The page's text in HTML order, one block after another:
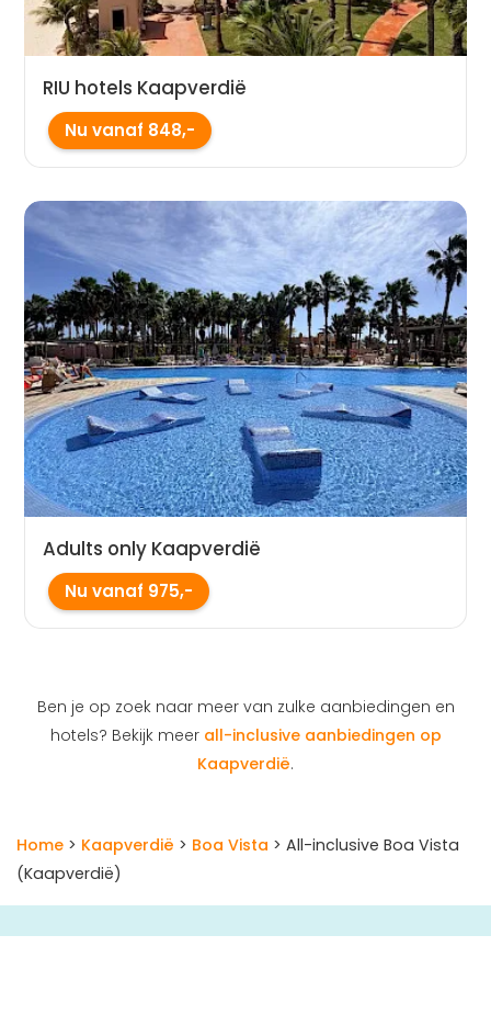
RIU hotels Kaapverdië
Nu vanaf 848,-
Adults only Kaapverdië
Nu vanaf 975,-
Ben je op zoek naar meer van zulke aanbiedingen en
hotels? Bekijk meer all-inclusive aanbiedingen op
Kaapverdië.
Home > Kaapverdië > Boa Vista > All-inclusive Boa Vista
(Kaapverdië)